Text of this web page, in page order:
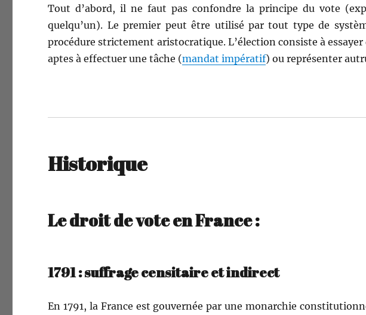
Tout d’abord, il ne faut pas con­fon­dre la principe du vote
quelqu’un). Le pre­mier peut être util­isé par tout type de
procé­dure stricte­ment aris­to­cra­tique. L’élec­tion con­siste à
aptes à effectuer une tâche (man­dat impératif) ou représen­ter
Historique
Le droit de vote en France :
1791 : suffrage censitaire et indirect
En 1791, la France est gou­vernée par une monar­chie